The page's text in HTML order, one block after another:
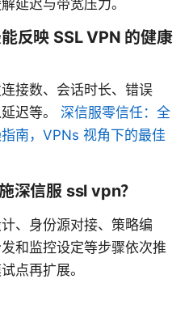
延迟与带宽压力。
反映 SSL VPN 的健康
接数、会话时长、错误
迟等。 深信服零信任：全
南，VPNs 视角下的最佳
深信服 ssl vpn？
、身份源对接、策略编
和监控设定等步骤依次推
点再扩展。